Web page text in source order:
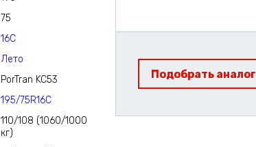
75
16C
Лето
PorTran KC53
195/75R16C
110/108 (1060/1000
кг)
Подобрать аналог